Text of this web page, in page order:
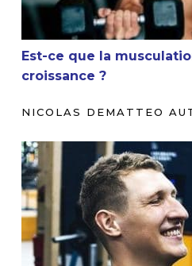
Est-ce que la
croissance ?
NICOLAS DEMATTEO